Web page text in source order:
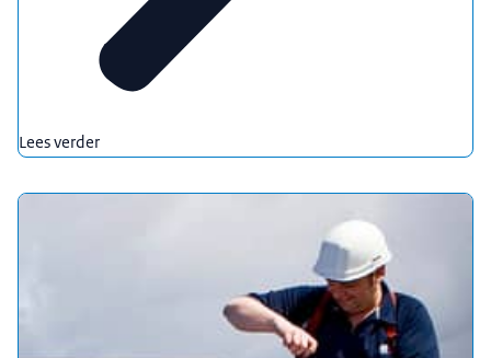
Lees verder